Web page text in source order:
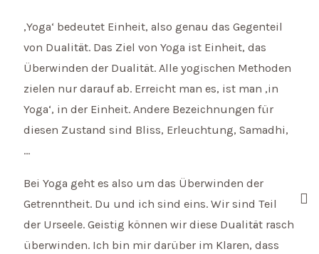
‚Yoga‘ bedeutet Einheit, also genau das Gegenteil
von Dualität. Das Ziel von Yoga ist Einheit, das
Überwinden der Dualität. Alle yogischen Methoden
zielen nur darauf ab. Erreicht man es, ist man ‚in
Yoga‘, in der Einheit. Andere Bezeichnungen für
diesen Zustand sind Bliss, Erleuchtung, Samadhi,
…
Bei Yoga geht es also um das Überwinden der
Getrenntheit. Du und ich sind eins. Wir sind Teil
der Urseele. Geistig können wir diese Dualität rasch
überwinden. Ich bin mir darüber im Klaren, dass